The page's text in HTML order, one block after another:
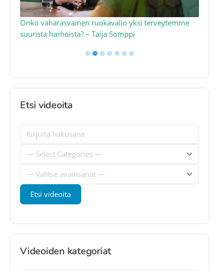
Onko vähärasvainen ruokavalio yksi terveytemme
suurista harhoista? – Taija Somppi
●●●●●●●
Etsi videoita
Videoiden kategoriat